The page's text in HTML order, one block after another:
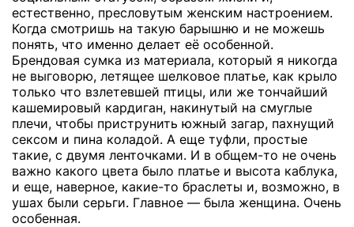
естественно, пресловутым женским настроением.
Когда смотришь на такую барышню и не можешь
понять, что именно делает её особенной.
Брендовая сумка из материала, который я никогда
не выговорю, летящее шелковое платье, как крыло
только что взлетевшей птицы, или же тончайший
кашемировый кардиган, накинутый на смуглые
плечи, чтобы приструнить южный загар, пахнущий
сексом и пина коладой. А еще туфли, простые
такие, с двумя ленточками. И в общем-то не очень
важно какого цвета было платье и высота каблука,
и еще, наверное, какие-то браслеты и, возможно, в
ушах были серьги. Главное — была женщина. Очень
особенная.